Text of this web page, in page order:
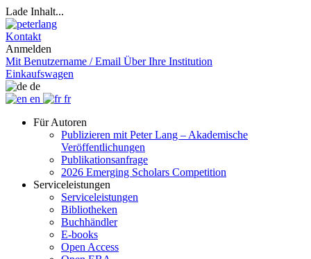
Lade Inhalt...
Kontakt
Anmelden
Mit Benutzername / Email Über Ihre Institution
Einkaufswagen
de
en
fr
Für Autoren
Publizieren mit Peter Lang – Akademische
Veröffentlichungen
Publikationsanfrage
2026 Emerging Scholars Competition
Serviceleistungen
Serviceleistungen
Bibliotheken
Buchhändler
E-books
Open Access